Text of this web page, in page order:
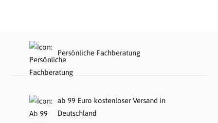
Persönliche Fachberatung
ab 99 Euro kostenloser Versand in
Deutschland